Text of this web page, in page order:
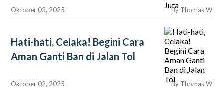
Oktober 03, 2025 By Thomas W
Hati-hati, Celaka! Begini Cara
Aman Ganti Ban di Jalan Tol
Oktober 02, 2025 By Thomas W